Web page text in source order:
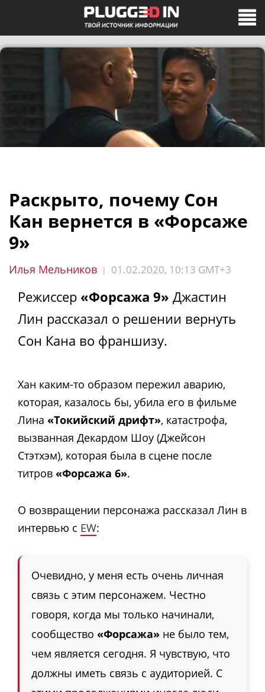
Раскрыто, почему Сон
Кан вернется в «Форсаже
9»
Илья Мельников | 01.02.2020, 10:13 GMT+3
Режиссер «Форсажа 9» Джастин
Лин рассказал о решении вернуть
Сон Кана во франшизу.
Хан каким-то образом пережил аварию,
которая, казалось бы, убила его в фильме
Лина «Токийский дрифт», катастрофа,
вызванная Декардом Шоу (Джейсон
Стэтхэм), которая была в сцене после
титров «Форсажа 6».
О возвращении персонажа рассказал Лин в
интервью с EW:
Очевидно, у меня есть очень личная
связь с этим персонажем. Честно
говоря, когда мы только начинали,
сообщество «Форсажа» не было тем,
чем является сегодня. Я чувствую, что
должны иметь связь с аудиторией. С